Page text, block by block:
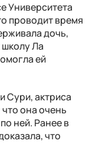
Университета
проводит время
дочь,
Ла
ей
Сури, актриса
она очень
ней. Ранее в
что